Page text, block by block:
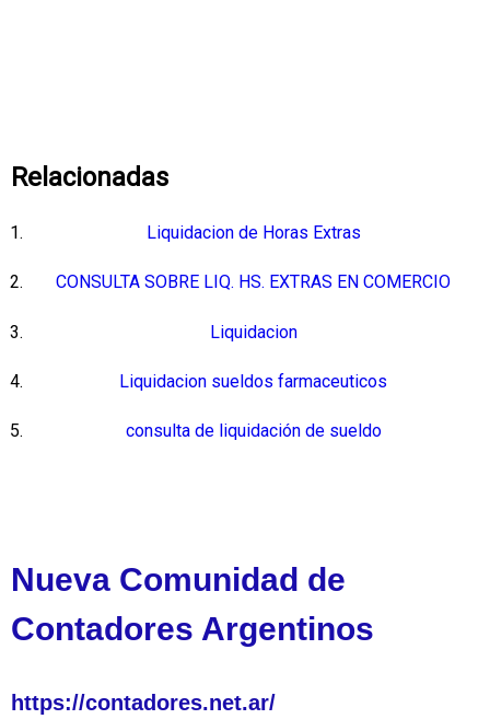
Relacionadas
Liquidacion de Horas Extras
CONSULTA SOBRE LIQ. HS. EXTRAS EN COMERCIO
Liquidacion
Liquidacion sueldos farmaceuticos
consulta de liquidación de sueldo
Nueva Comunidad de
Contadores Argentinos
https://contadores.net.ar/